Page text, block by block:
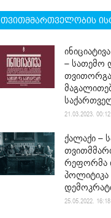
თვითმმართველობის
– სათემო
21.03.2023. 00:12
ქალაქი –
რეფორმა
25.05.2022. 16:18